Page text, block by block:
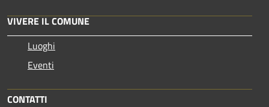
VIVERE IL COMUNE
Luoghi
Eventi
CONTATTI